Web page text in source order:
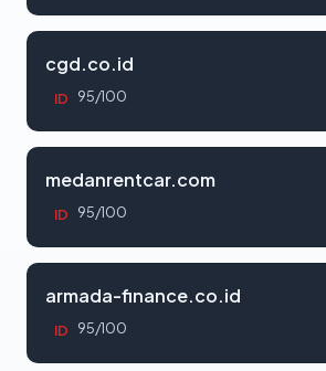
cgd.co.id
ID 95/100
medanrentcar.com
ID 95/100
armada-finance.co.id
ID 95/100